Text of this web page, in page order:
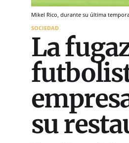
Mikel Rico, durante su última
SOCIEDAD
La
su